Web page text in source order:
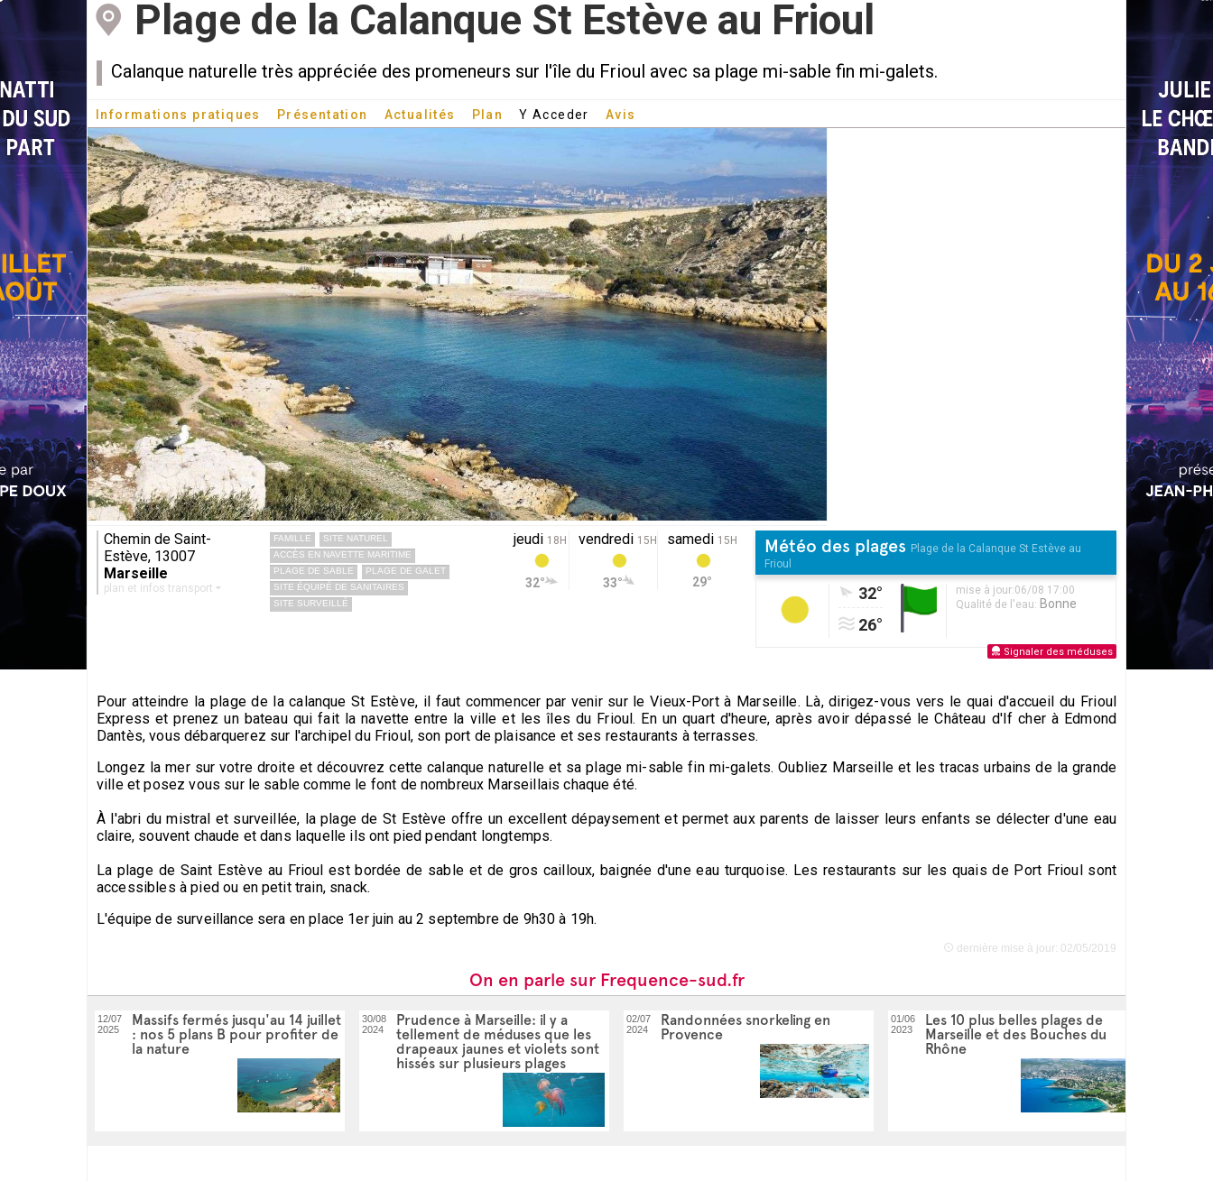
Plage de la Calanque St Estève au Frioul
Calanque naturelle très appréciée des promeneurs sur l'île du Frioul avec sa plage mi-sable fin mi-galets.
Informations pratiques Présentation Actualités Plan Y Acceder Avis
Chemin de Saint-
Estève, 13007
Marseille
plan et infos transport
FAMILLE
SITE NATUREL
ACCÈS EN NAVETTE MARITIME
PLAGE DE SABLE
PLAGE DE GALET
SITE ÉQUIPÉ DE SANITAIRES
SITE SURVEILLÉ
jeudi 18H
32°
vendredi 15H
33°
samedi 15H
29°
Météo des plages Plage de la Calanque St Estève au
Frioul
32°
26°
mise à jour:06/08 17:00
Qualité de l'eau: Bonne
Signaler des méduses
Pour atteindre la plage de la calanque St Estève, il faut commencer par venir sur le Vieux-Port à Marseille. Là, dirigez-vous vers le quai d'accueil du Frioul
Express et prenez un bateau qui fait la navette entre la ville et les îles du Frioul. En un quart d'heure, après avoir dépassé le Château d'If cher à Edmond
Dantès, vous débarquerez sur l'archipel du Frioul, son port de plaisance et ses restaurants à terrasses.
Longez la mer sur votre droite et découvrez cette calanque naturelle et sa plage mi-sable fin mi-galets. Oubliez Marseille et les tracas urbains de la grande
ville et posez vous sur le sable comme le font de nombreux Marseillais chaque été.
À l'abri du mistral et surveillée, la plage de St Estève offre un excellent dépaysement et permet aux parents de laisser leurs enfants se délecter d'une eau
claire, souvent chaude et dans laquelle ils ont pied pendant longtemps.
La plage de Saint Estève au Frioul est bordée de sable et de gros cailloux, baignée d'une eau turquoise. Les restaurants sur les quais de Port Frioul sont
accessibles à pied ou en petit train, snack.
L'équipe de surveillance sera en place 1er juin au 2 septembre de 9h30 à 19h.
dernière mise à jour: 02/05/2019
On en parle sur Frequence-sud.fr
12/07
2025
Massifs fermés jusqu'au 14 juillet
: nos 5 plans B pour profiter de
la nature
30/08
2024
Prudence à Marseille: il y a
tellement de méduses que les
drapeaux jaunes et violets sont
hissés sur plusieurs plages
02/07
2024
Randonnées snorkeling en
Provence
01/06
2023
Les 10 plus belles plages de
Marseille et des Bouches du
Rhône